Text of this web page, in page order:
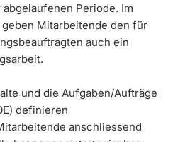
Periode. Im
Mitarbeitende den für
auch ein
und die Aufgaben/Aufträge
definieren
anschliessend